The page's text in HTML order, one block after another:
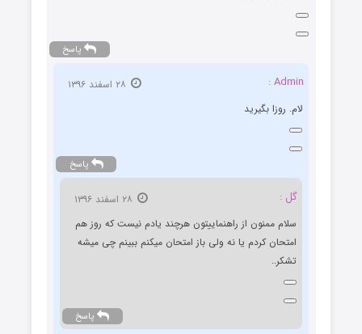
پاسخ
Admin :
لام. روزا بگیرید
پاسخ
گل :
سلام ممنون از راهنماییتون هرچند یادم نیست که روز هم
امتحان کردم یا نه ولی باز امتحان میکنم ببینم چی میشه
تشکر..
پاسخ